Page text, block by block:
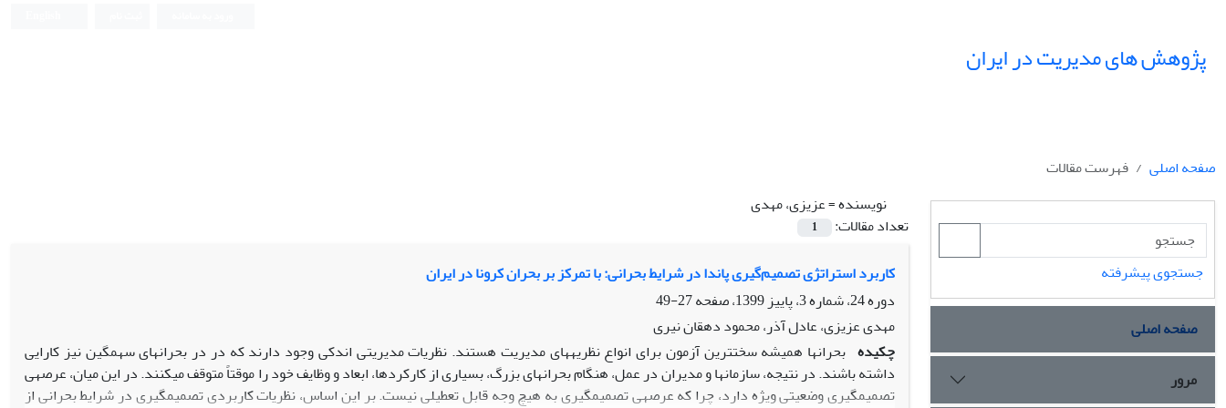
پژوهش های مدیریت در ایران
صفحه اصلی
فهرست مقالات
نویسنده =عزیزی، مهدی
تعداد مقالات:
1
کاربرد استراتژی تصمیم‌گیری پاندا در شرایط بحرانی: با تمرکز بر بحران کرونا در ایران
دوره 24، شماره 3، پاییز 1399، صفحه
27-49
مهدی عزیزی، عادل آذر، محمود دهقان نیری
چکیده بحران­ها همیشه سخت­ترین آزمون برای انواع نظریه­های مدیریت هستند. نظریات مدیریتی اندکی وجود دارند که در در بحران­های سهمگین نیز کارایی
داشته باشند. در نتیجه، سازمان­ها و مدیران در عمل، هنگام بحران­های بزرگ، بسیاری از کارکردها، ابعاد و وظایف خود را موقتاً متوقف می­کنند. در این میان، عرصه­ی
تصمیم­گیری وضعیتی ویژه دارد، چرا که عرصه­ی تصمیم­گیری به هیچ وجه قابل تعطیلی نیست. بر این اساس، نظریات کاربردی تصمیم­گیری در شرایط بحرانی از
جستجوی پیشرفته
صفحه اصلی
مرور